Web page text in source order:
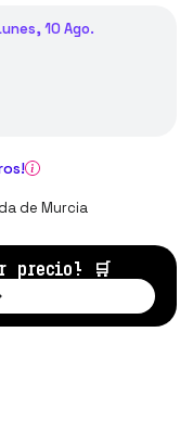
10 Ago.
de Murcia
precio! 🛒